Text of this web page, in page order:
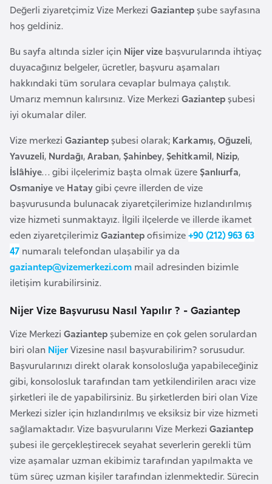
Değerli ziyaretçimiz Vize Merkezi Gaziantepşube sayfasına
hoş geldiniz.
Bu sayfa altında sizler için Nijer vize başvurularında ihtiyaç
duyacağınız belgeler, ücretler, başvuru aşamaları
hakkındaki tüm sorulara cevaplar bulmaya çalıştık.
Umarız memnun kalırsınız. Vize Merkezi Gaziantepşubesi
iyi okumalar diler.
Vize merkezi Gaziantepşubesi olarak; Karkamış,Oğuzeli,
Yavuzeli, Nurdağı,Araban,Şahinbey,Şehitkamil, Nizip,
İslâhiye… gibi ilçelerimiz başta olmak üzereŞanlıurfa,
Osmaniyeve Hataygibi çevre illerden de vize
başvurusunda bulunacak ziyaretçilerimize hızlandırılmış
vize hizmeti sunmaktayız. İlgili ilçelerde ve illerde ikamet
eden ziyaretçilerimizGaziantepofisimize+90 (212) 963 63
47 numaralı telefondan ulaşabilir ya da
gaziantep@vizemerkezi.com mail adresinden bizimle
iletişim kurabilirsiniz.
Nijer Vize Başvurusu Nasıl Yapılır ? - Gaziantep
Vize Merkezi Gaziantepşubemize en çok gelen sorulardan
biri olan NijerVizesine nasıl başvurabilirim? sorusudur.
Başvurularınızı direkt olarak konsolosluğa yapabileceğiniz
gibi, konsolosluk tarafından tam yetkilendirilen aracı vize
şirketleri ile de yapabilirsiniz. Bu şirketlerden biri olan Vize
Merkezi sizler için hızlandırılmış ve eksiksiz bir vize hizmeti
sağlamaktadır. Vize başvurularını Vize Merkezi Gaziantep
şubesi ile gerçekleştirecek seyahat severlerin gerekli tüm
vize aşamalar uzman ekibimiz tarafından yapılmakta ve
tüm süreç uzman kişiler tarafından izlenmektedir. Sürecin
c
a
B
a
h
r
e
y
n
B
a
n
g
l
a
e
ş
B
e
l
a
r
u
s